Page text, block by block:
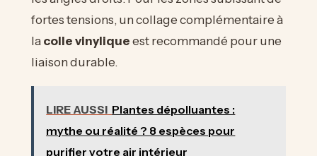
fortes tensions, un collage complémentaire à
lacolle vinyliqueest recommandé pour une
liaison durable.
LIRE AUSSI Plantes dépolluantes :
mythe ou réalité ? 8 espèces pour
purifier votre air intérieur